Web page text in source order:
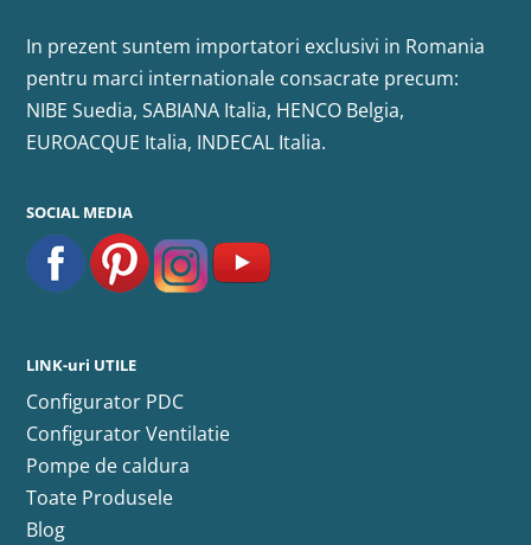
In prezent suntem importatori exclusivi in Romania
pentru marci internationale consacrate precum:
NIBE Suedia, SABIANA Italia, HENCO Belgia,
EUROACQUE Italia, INDECAL Italia.
SOCIAL MEDIA
LINK-uri UTILE
Configurator PDC
Configurator Ventilatie
Pompe de caldura
Toate Produsele
Blog